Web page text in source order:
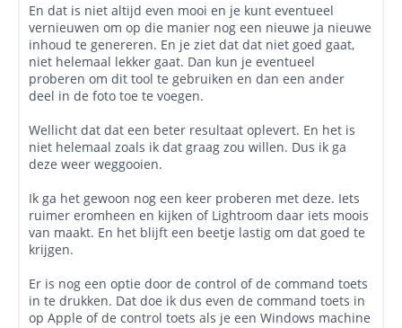
En dat is niet altijd even mooi en je kunt eventueel
vernieuwen om op die manier nog een nieuwe ja nieuwe
inhoud te genereren. En je ziet dat dat niet goed gaat,
niet helemaal lekker gaat. Dan kun je eventueel
proberen om dit tool te gebruiken en dan een ander
deel in de foto toe te voegen.
Wellicht dat dat een beter resultaat oplevert. En het is
niet helemaal zoals ik dat graag zou willen. Dus ik ga
deze weer weggooien.
Ik ga het gewoon nog een keer proberen met deze. Iets
ruimer eromheen en kijken of Lightroom daar iets moois
van maakt. En het blijft een beetje lastig om dat goed te
krijgen.
Er is nog een optie door de control of de command toets
in te drukken. Dat doe ik dus even de command toets in
op Apple of de control toets als je een Windows machine